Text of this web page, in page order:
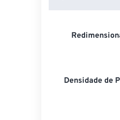
Densidade de